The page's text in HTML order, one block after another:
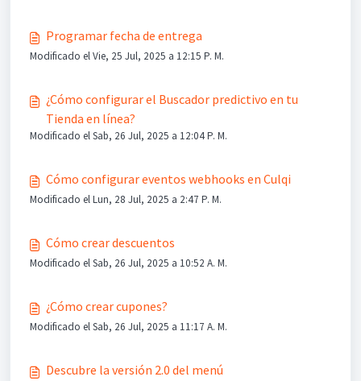
Programar fecha de entrega
Modificado el Vie, 25 Jul, 2025 a 12:15 P. M.
¿Cómo configurar el Buscador predictivo en tu
Tienda en línea?
Modificado el Sab, 26 Jul, 2025 a 12:04 P. M.
Cómo configurar eventos webhooks en Culqi
Modificado el Lun, 28 Jul, 2025 a 2:47 P. M.
Cómo crear descuentos
Modificado el Sab, 26 Jul, 2025 a 10:52 A. M.
¿Cómo crear cupones?
Modificado el Sab, 26 Jul, 2025 a 11:17 A. M.
Descubre la versión 2.0 del menú